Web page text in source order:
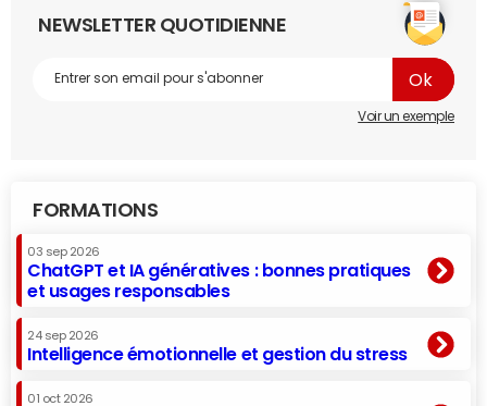
NEWSLETTER QUOTIDIENNE
Voir un exemple
FORMATIONS
03 sep 2026
ChatGPT et IA génératives : bonnes pratiques
et usages responsables
24 sep 2026
Intelligence émotionnelle et gestion du stress
01 oct 2026